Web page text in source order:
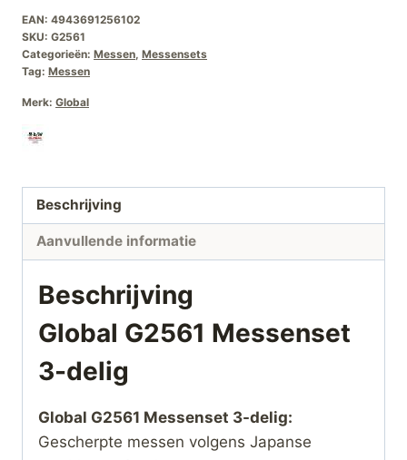
3-
delig
aantal
EAN: 4943691256102
SKU: G2561
Categorieën: Messen, Messensets
Tag: Messen
Merk: Global
Beschrijving
Aanvullende informatie
Beschrijving
Global G2561 Messenset
3-delig
Global G2561 Messenset 3-delig:
Gescherpte messen volgens Japanse